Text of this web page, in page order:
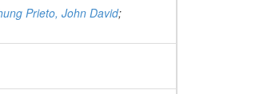
Prieto, John David;